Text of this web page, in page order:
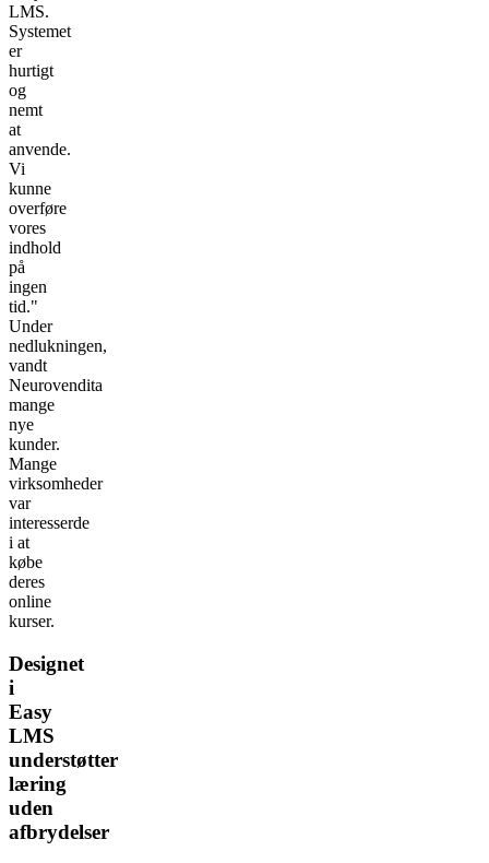
LMS.
Systemet
er
hurtigt
og
nemt
at
anvende.
Vi
kunne
overføre
vores
indhold
på
ingen
tid."
Under
nedlukningen,
vandt
Neurovendita
mange
nye
kunder.
Mange
virksomheder
var
interesserde
i at
købe
deres
online
kurser.
Designet
i
Easy
LMS
understøtter
læring
uden
afbrydelser